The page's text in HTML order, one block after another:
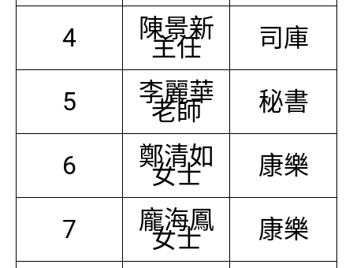
4 陳景新
主任 司庫
5 李麗華
老師 秘書
6 鄭清如
女士 康樂
7 龐海鳳
女士 康樂